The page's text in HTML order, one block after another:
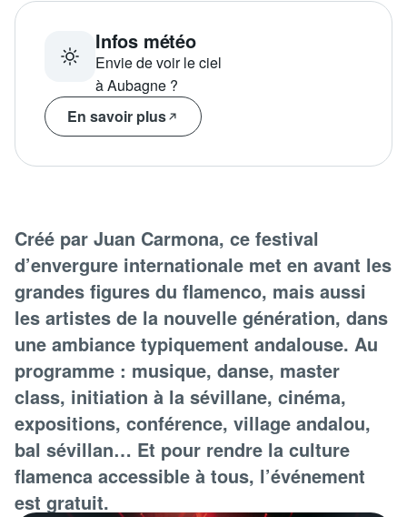
connexionInfos météo
Envie de voir le ciel
à Aubagne ?
En savoir plus
Créé par Juan Carmona, ce festival
d’envergure internationale met en avant les
grandes figures du flamenco, mais aussi
les artistes de la nouvelle génération, dans
une ambiance typiquement andalouse. Au
programme : musique, danse, master
class, initiation à la sévillane, cinéma,
expositions, conférence, village andalou,
bal sévillan… Et pour rendre la culture
flamenca accessible à tous, l’événement
est gratuit.